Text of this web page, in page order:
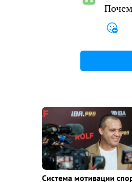
Система мотивации